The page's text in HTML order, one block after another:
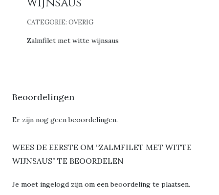
CATEGORIE: OVERIG
Zalmfilet met witte wijnsaus
Beoordelingen
Er zijn nog geen beoordelingen.
WEES DE EERSTE OM “ZALMFILET MET WITTE
WIJNSAUS” TE BEOORDELEN
Je moet ingelogd zijn om een beoordeling te plaatsen.